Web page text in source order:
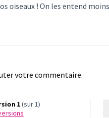
oiseaux ! On les entend
votre commentaire.
1(sur 1)